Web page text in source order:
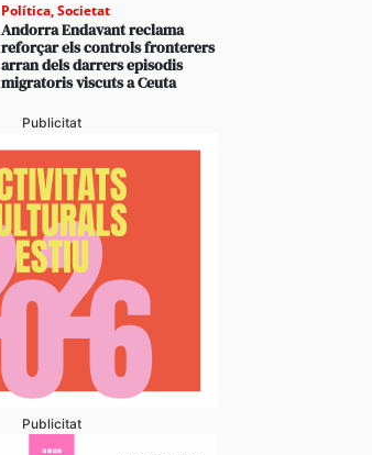
Política,Societat
Andorra Endavant reclama
reforçar els controls fronterers
arran dels darrers episodis
migratoris viscuts a Ceuta
Publicitat
Publicitat